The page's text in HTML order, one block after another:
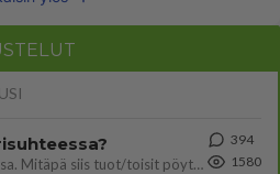
Siinäpä se kysymys on otsikossa. Mitäpä siis tuot/toisit pöytään parisuhteessa? Oletko mies vai nainen? Koetko sen mitä
394
1580